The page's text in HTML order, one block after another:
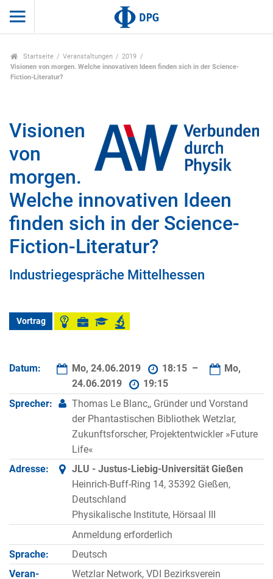
Startseite Veranstaltungen
2019
Visionen von morgen. Welche innovativen Ideen finden sich in der Science-
Fiction-Literatur?
Visionen
von
morgen.
Welche innovativen Ideen
finden sich in der Science-
Fiction-Literatur?
Industriegespräche Mittelhessen
Vortrag
Datum: Mo, 24.06.2019 18:15 –
Mo,
24.06.2019
19:15
Sprecher:
Thomas Le Blanc,, Gründer und Vorstand
der Phantastischen Bibliothek Wetzlar,
Zukunftsforscher, Projektentwickler »Future
Life«
Adresse:
JLU - Justus-Liebig-Universität Gießen
Heinrich-Buff-Ring 14, 35392 Gießen,
Deutschland
Physikalische Institute, Hörsaal III
Anmeldung erforderlich
Sprache:
Deutsch
Veran­
Wetzlar Network, VDI Bezirksverein